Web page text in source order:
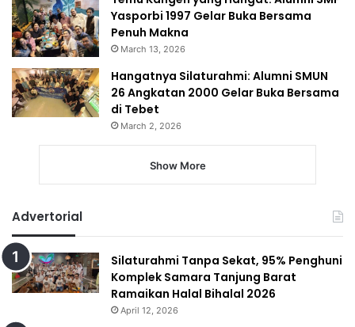
Yasporbi 1997 Gelar Buka Bersama
Penuh Makna
March 13, 2026
Hangatnya Silaturahmi: Alumni SMUN
26 Angkatan 2000 Gelar Buka Bersama
di Tebet
March 2, 2026
Show More
Advertorial
Silaturahmi Tanpa Sekat, 95% Penghuni
Komplek Samara Tanjung Barat
Ramaikan Halal Bihalal 2026
April 12, 2026